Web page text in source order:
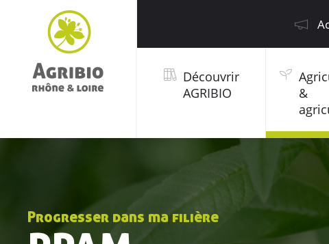
Découvrir
AGRIBIO
&
Progresser dans ma filière